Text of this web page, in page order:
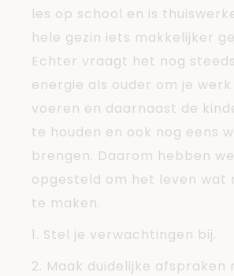
les op school en is
hele gezin iets makkelijker
Echter vraagt het nog
energie als ouder om je
voeren en daarnaast de
te houden en ook nog eens
brengen. Daarom hebben
opgesteld om het leven wat
te maken.
1. Stel je verwachtingen bij.
2. Maak duidelijke afspraken